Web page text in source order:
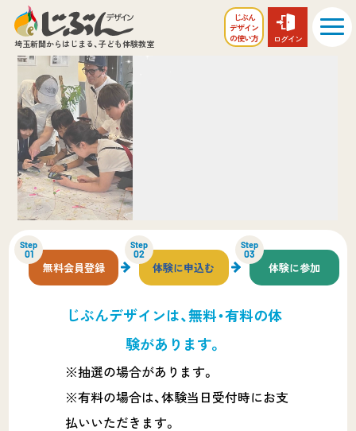
埼玉新聞からはじまる、子ども体験教室
じぶん
デザイン
の使い方 ログイン
Step
01
無料会員登録
Step
02
体験に申込む
Step
03
体験に参加
じぶんデザインは、無料・有料の体
験があります。
※抽選の場合があります。
※有料の場合は、体験当日受付時にお支
払いいただきます。